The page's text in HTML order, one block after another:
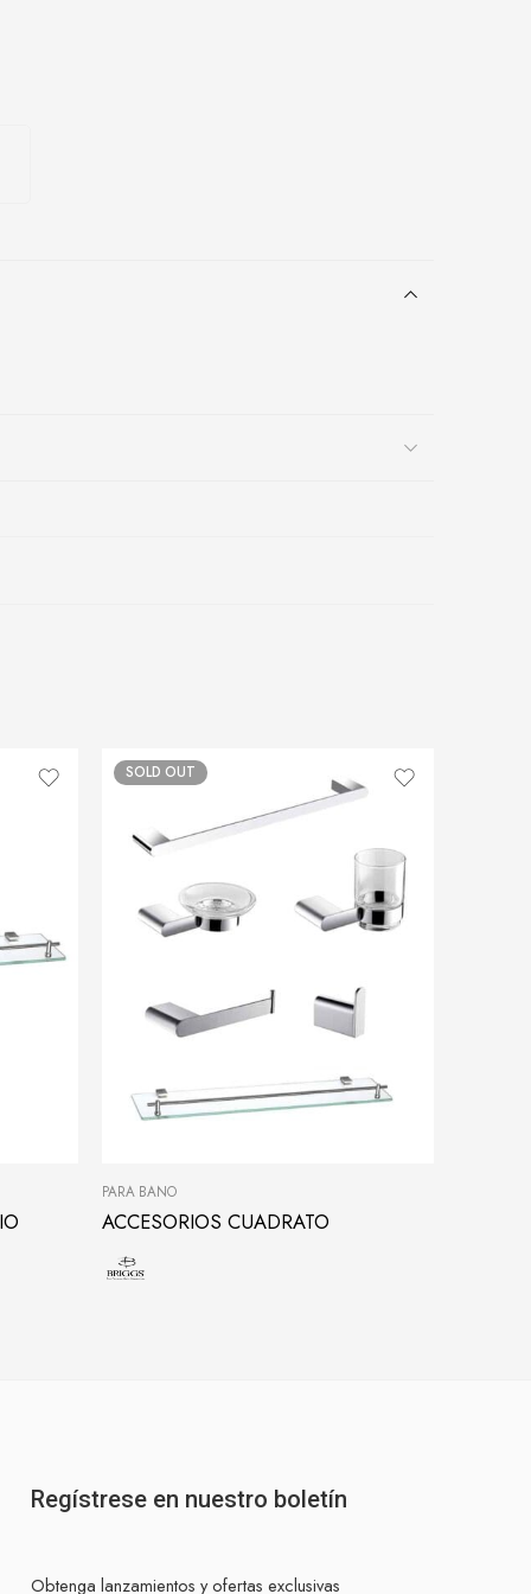
SOLD OUT
PARA BAÑO
ACCESORIOS CUADRATO
Regístrese en nuestro boletín
Obtenga lanzamientos y ofertas exclusivas